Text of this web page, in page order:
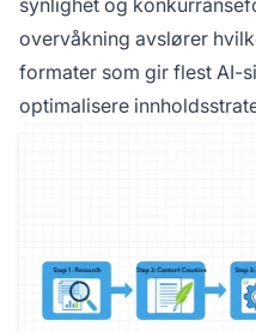
synlighet og
overvåkning avslører
formater som gir flest AI-
optimalisere